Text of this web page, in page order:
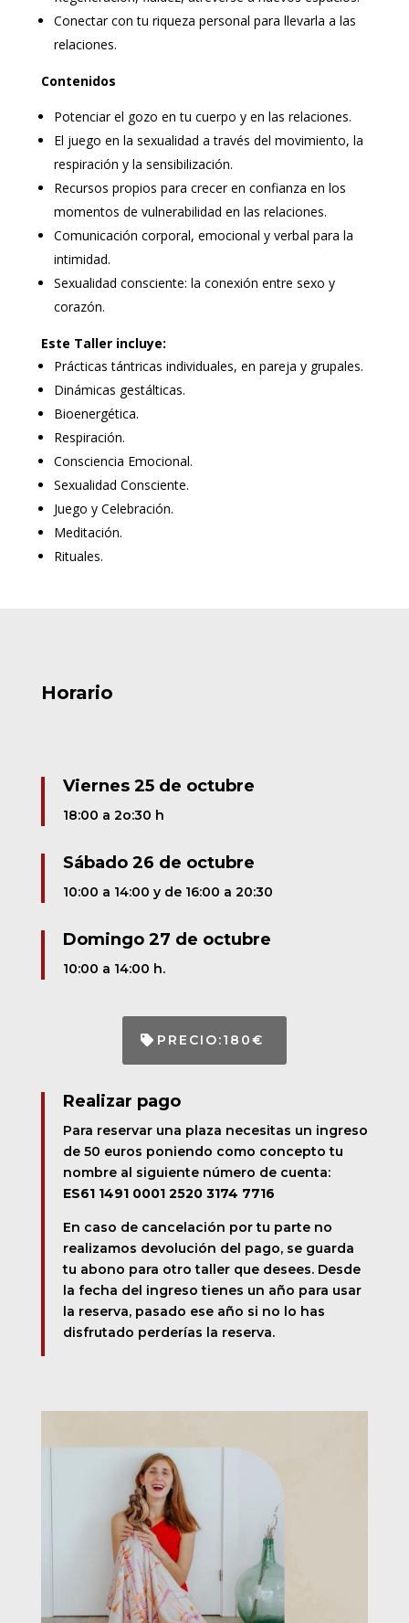
Conectar con tu riqueza personal para llevarla a las
relaciones.
Contenidos
Potenciar el gozo en tu cuerpo y en las relaciones.
El juego en la sexualidad a través del movimiento, la
respiración y la sensibilización.
Recursos propios para crecer en confianza en los
momentos de vulnerabilidad en las relaciones.
Comunicación corporal, emocional y verbal para la
intimidad.
Sexualidad consciente: la conexión entre sexo y
corazón.
Este Taller incluye:
Prácticas tántricas individuales, en pareja y grupales.
Dinámicas gestálticas.
Bioenergética.
Respiración.
Consciencia Emocional.
Sexualidad Consciente.
Juego y Celebración.
Meditación.
Rituales.
Horario
Viernes 25 de octubre
18:00 a 2o:30 h
Sábado 26 de octubre
10:00 a 14:00 y de 16:00 a 20:30
Domingo 27 de octubre
10:00 a 14:00 h.
PRECIO:180€
Realizar pago
Para reservar una plaza necesitas un ingreso
de 50 euros poniendo como concepto tu
nombre al siguiente número de cuenta:
ES61 1491 0001 2520 3174 7716
En caso de cancelación por tu parte no
realizamos devolución del pago, se guarda
tu abono para otro taller que desees. Desde
la fecha del ingreso tienes un año para usar
la reserva, pasado ese año si no lo has
disfrutado perderías la reserva.